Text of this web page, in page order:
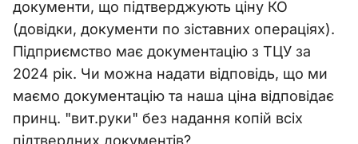
документи, що підтверджують ціну КО
(довідки, документи по зіставних операціях).
Підприємство має документацію з ТЦУ за
2024 рік. Чи можна надати відповідь, що ми
маємо документацію та наша ціна відповідає
принц. "вит.руки" без надання копій всіх
підтвердних документів?